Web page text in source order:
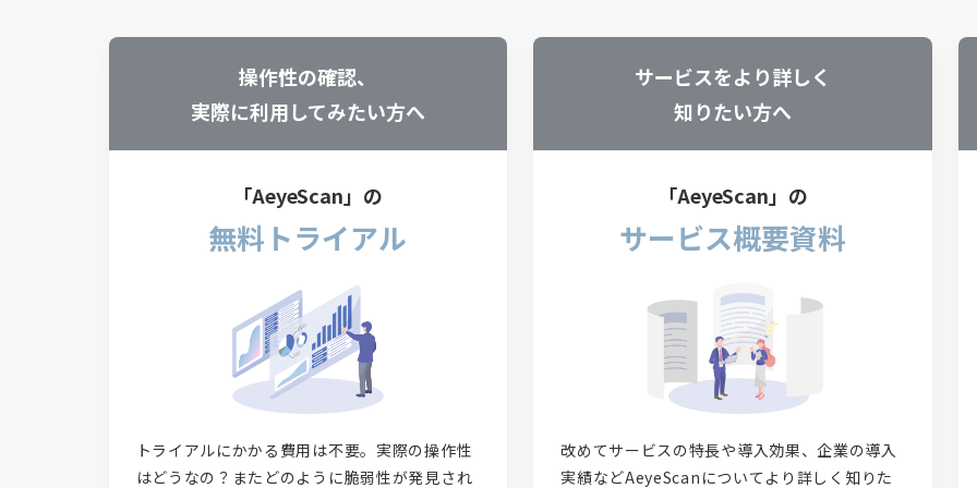
操作性の確認、
実際に利用してみたい方へ
「AeyeScan」の
無料トライアル
トライアルにかかる費用は不要。実際の操作性
はどうなの？またどのように脆弱性が発見され
サービスをより詳しく
知りたい方へ
「AeyeScan」の
サービス概要資料
改めてサービスの特長や導入効果、企業の導入
実績などAeyeScanについてより詳しく知りた